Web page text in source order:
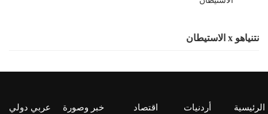
نتنياهو x الاستيطان
الرئيسية أردنيات اقتصاد خبر وصورة عربي دولي